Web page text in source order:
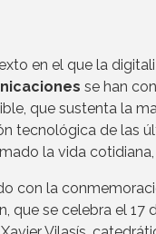
en el que la
se han
que sustenta la
tecnológica de las
la vida
con la
que se celebra el 17